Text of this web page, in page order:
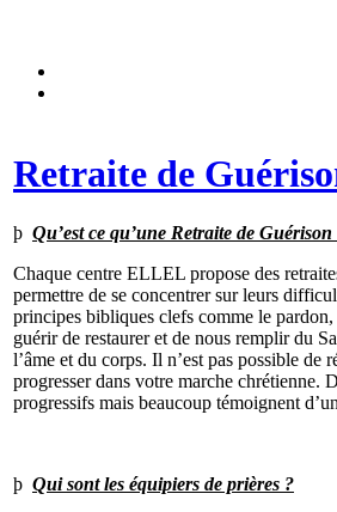
Retraite de
þ Qu’est ce qu’une Retraite de Guérison
Chaque centre ELLEL propose des
permettre de se concentrer sur leurs
principes bibliques clefs comme le
guérir de restaurer et de nous remplir du
l’âme et du corps. Il n’est pas possible de
progresser dans votre marche chrétienne.
progressifs mais beaucoup témoignent
þ Qui sont les équipiers de prières ?